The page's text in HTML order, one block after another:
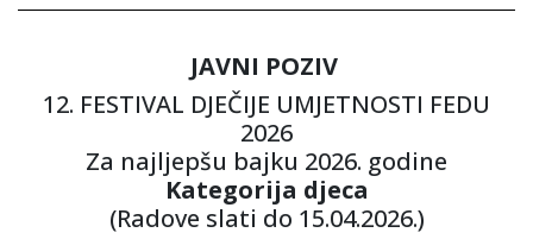
JAVNI POZIV
12. FESTIVAL DJEČIJE UMJETNOSTI FEDU
2026
Za najljepšu bajku 2026. godine
Kategorija djeca
(Radove slati do 15.04.2026.)